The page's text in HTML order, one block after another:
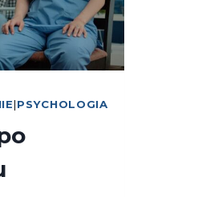
|PSYCHOLOGIA